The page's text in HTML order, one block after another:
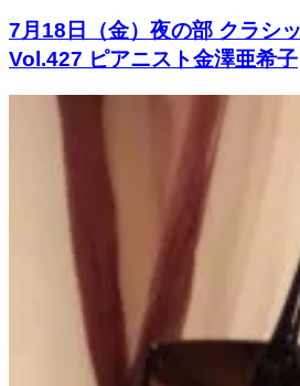
7月18日（金）夜の部 クラシ
Vol.427 ピアニスト金澤亜希子